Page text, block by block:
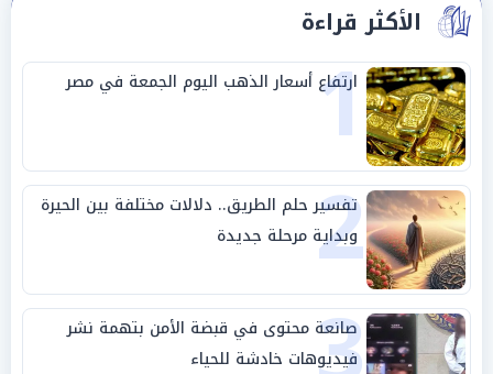
الأكثر قراءة
1
ارتفاع أسعار الذهب اليوم الجمعة في مصر
2
تفسير حلم الطريق.. دلالات مختلفة بين الحيرة
وبداية مرحلة جديدة
صانعة محتوى في قبضة الأمن بتهمة نشر
فيديوهات خادشة للحياء